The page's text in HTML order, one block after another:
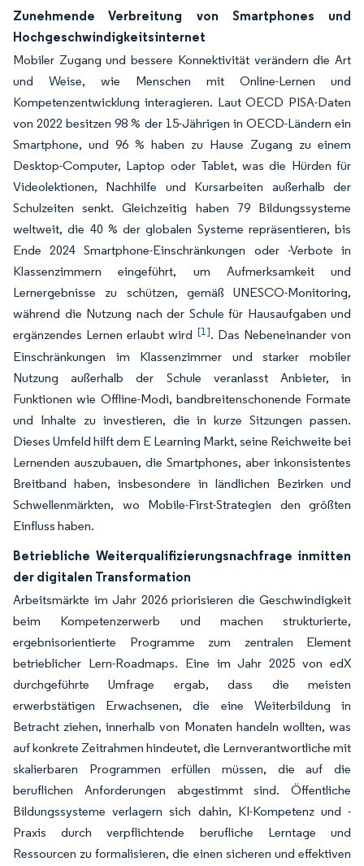
Zunehmende Verbreitung von Smartphones und
Hochgeschwindigkeitsinternet
Mobiler Zugang und bessere Konnektivität verändern die Art
und Weise, wie Menschen mit Online-Lernen und
Kompetenzentwicklung interagieren. Laut OECD PISA-Daten
von 2022 besitzen 98 % der 15-Jährigen in OECD-Ländern ein
Smartphone, und 96 % haben zu Hause Zugang zu einem
Desktop-Computer, Laptop oder Tablet, was die Hürden für
Videolektionen, Nachhilfe und Kursarbeiten außerhalb der
Schulzeiten senkt. Gleichzeitig haben 79 Bildungssysteme
weltweit, die 40 % der globalen Systeme repräsentieren, bis
Ende 2024 Smartphone-Einschränkungen oder -Verbote in
Klassenzimmern eingeführt, um Aufmerksamkeit und
Lernergebnisse zu schützen, gemäß UNESCO-Monitoring,
während die Nutzung nach der Schule für Hausaufgaben und
ergänzendes Lernen erlaubt wird [1]. Das Nebeneinander von
Einschränkungen im Klassenzimmer und starker mobiler
Nutzung außerhalb der Schule veranlasst Anbieter, in
Funktionen wie Offline-Modi, bandbreitenschonende Formate
und Inhalte zu investieren, die in kurze Sitzungen passen.
Dieses Umfeld hilft dem E Learning Markt, seine Reichweite bei
Lernenden auszubauen, die Smartphones, aber inkonsistentes
Breitband haben, insbesondere in ländlichen Bezirken und
Schwellenmärkten, wo Mobile-First-Strategien den größten
Einfluss haben.
Betriebliche Weiterqualifizierungsnachfrage inmitten
der digitalen Transformation
Arbeitsmärkte im Jahr 2026 priorisieren die Geschwindigkeit
beim Kompetenzerwerb und machen strukturierte,
ergebnisorientierte Programme zum zentralen Element
betrieblicher Lern-Roadmaps. Eine im Jahr 2025 von edX
durchgeführte Umfrage ergab, dass die meisten
erwerbstätigen Erwachsenen, die eine Weiterbildung in
Betracht ziehen, innerhalb von Monaten handeln wollten, was
auf konkrete Zeitrahmen hindeutet, die Lernverantwortliche mit
skalierbaren Programmen erfüllen müssen, die auf die
beruflichen Anforderungen abgestimmt sind. Öffentliche
Bildungssysteme verlagern sich dahin, KI-Kompetenz und -
Praxis durch verpflichtende berufliche Lerntage und
Ressourcen zu formalisieren, die einen sicheren und effektiven